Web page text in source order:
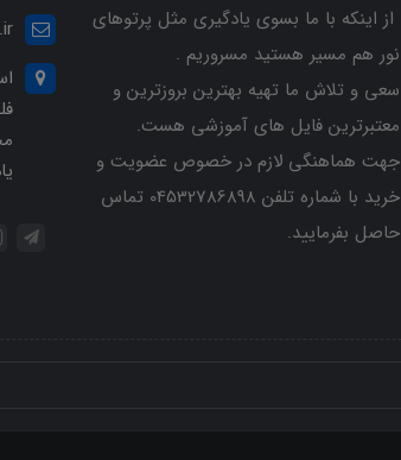
از اینکه با ما بسوی یادگیری مثل پرتوهای
نور هم مسیر هستید مسروریم .
سعی و تلاش ما تهیه بهترین بروزترین و
معتبرترین فایل های آموزشی هست.
جهت هماهنگی لازم در خصوص عضویت و
خرید با شماره تلفن 04532786898 تماس
حاصل بفرمایید.